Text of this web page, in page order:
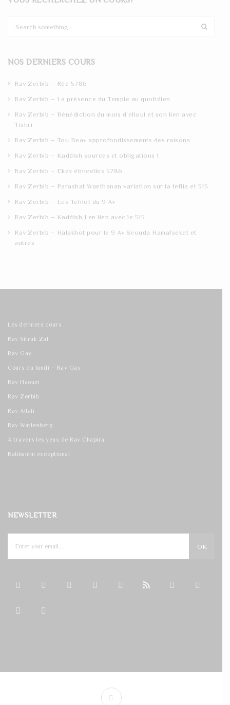
c
NOS DERNIERS COURS
Rav Zerbib – Réé 5786
Rav Zerbib – La présence du Temple au quotidien
Rav Zerbib – Bénédiction du mois d’elloul et son lien avec
Tishri
Rav Zerbib – Tou Beav approfondissements des raisons
Rav Zerbib – Kaddish sources et obligations 1
Rav Zerbib – Ekev étincelles 5786
Rav Zerbib – Parashat Waethanan variation sur la tefila et 515
Rav Zerbib – Les Tefilot du 9 Av
Rav Zerbib – Kaddish 1 en lien avec le 515
Rav Zerbib – Halakhot pour le 9 Av Seouda Hamafseket et
autres
Les derniers cours
Rav Sitruk Zal
Rav Gay
Cours du lundi – Rav Gay
Rav Haouzi
Rav Zerbib
Rav Allali
Rav Wattenberg
A travers les yeux de Rav Chapira
Rabbanim exceptional
NEWSLETTER
OK